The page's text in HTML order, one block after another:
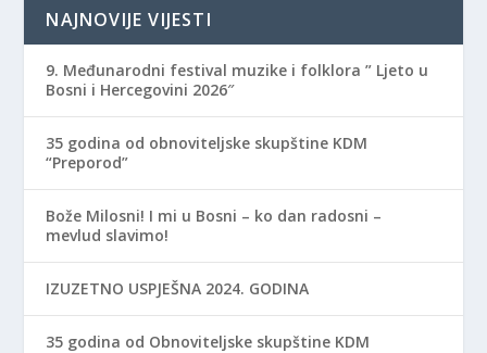
NAJNOVIJE VIJESTI
9. Međunarodni festival muzike i folklora ” Ljeto u
Bosni i Hercegovini 2026″
35 godina od obnoviteljske skupštine KDM
“Preporod”
Bože Milosni! I mi u Bosni – ko dan radosni –
mevlud slavimo!
IZUZETNO USPJEŠNA 2024. GODINA
35 godina od Obnoviteljske skupštine KDM